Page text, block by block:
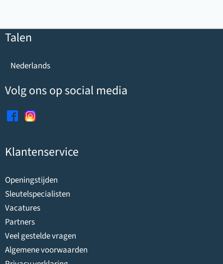
Talen
Nederlands
Volg ons op social media
Klantenservice
Openingstijden
Sleutelspecialisten
Vacatures
Partners
Veel gestelde vragen
Algemene voorwaarden